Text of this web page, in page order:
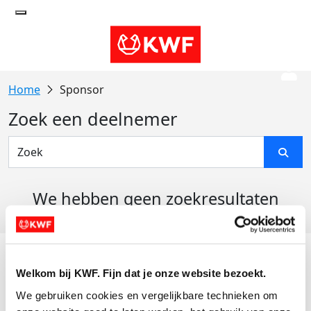
Welkom bij KWF. Fijn dat je onze website bezoekt.
We gebruiken cookies en vergelijkbare technieken om
Sponsor
Zoek een deelnemer
We hebben geen zoekresultaten
Actiematerialen
Evenementen